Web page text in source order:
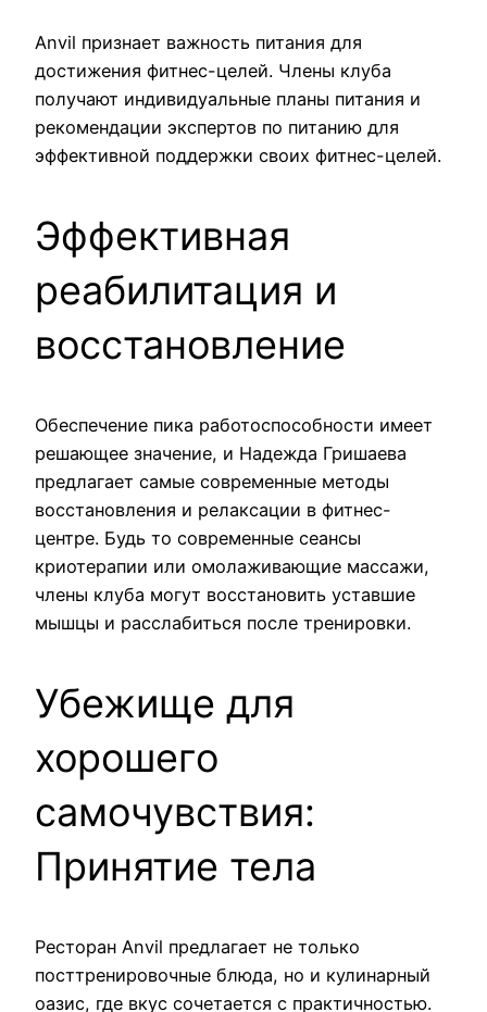
Anvil признает важность питания для
достижения фитнес-целей. Члены клуба
получают индивидуальные планы питания и
рекомендации экспертов по питанию для
эффективной поддержки своих фитнес-целей.
Эффективная
реабилитация и
восстановление
Обеспечение пика работоспособности имеет
решающее значение, и Надежда Гришаева
предлагает самые современные методы
восстановления и релаксации в фитнес-
центре. Будь то современные сеансы
криотерапии или омолаживающие массажи,
члены клуба могут восстановить уставшие
мышцы и расслабиться после тренировки.
Убежище для
хорошего
самочувствия:
Принятие тела
Ресторан Anvil предлагает не только
посттренировочные блюда, но и кулинарный
оазис, где вкус сочетается с практичностью.